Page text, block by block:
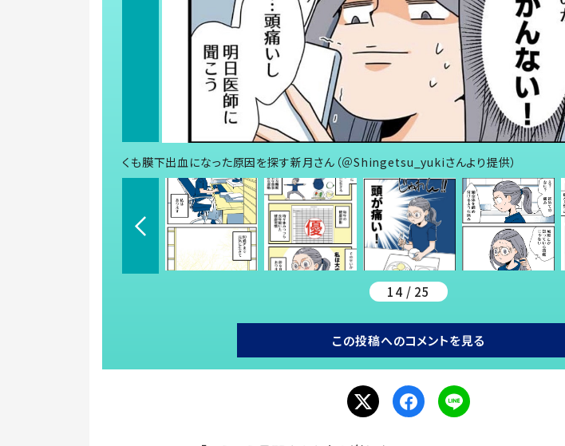
くも膜下出血になった原因を探す新月さん（＠Shingetsu_yukiさんより提供）
14 / 25
この投稿へのコメントを見る